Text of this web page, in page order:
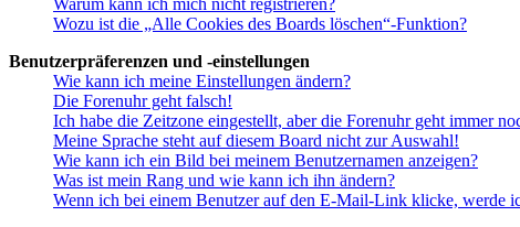
Warum kann ich mich nicht registrieren?
Wozu ist die „Alle Cookies des Boards löschen“-Funktion?
Benutzerpräferenzen und -einstellungen
Wie kann ich meine Einstellungen ändern?
Die Forenuhr geht falsch!
Ich habe die Zeitzone eingestellt, aber die Forenuhr geht immer
Meine Sprache steht auf diesem Board nicht zur Auswahl!
Wie kann ich ein Bild bei meinem Benutzernamen anzeigen?
Was ist mein Rang und wie kann ich ihn ändern?
Wenn ich bei einem Benutzer auf den E-Mail-Link klicke, werde